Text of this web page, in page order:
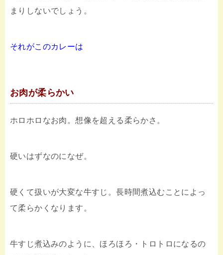
まりしないでしょう。
それがこのカレーは
お肉が柔らかい
ホロホロなお肉。想像を超える柔らかさ。
硬いはずなのになぜ。
硬くて扱いが大変な牛すじ。長時間煮込むことによっ
て柔らかくなります。
牛すじ煮込みのように、ほろほろ・トロトロになるの